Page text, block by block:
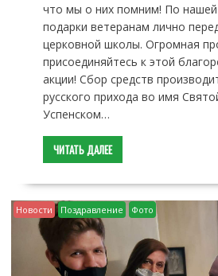
что мы о них помним! По нашей
подарки ветеранам лично
церковной школы. Огромная
присоединяйтесь к этой
акции! Сбор средств
русского прихода во имя
Успенском…
ЧИТАТЬ ДАЛЕЕ
Новости Поздравление Фото